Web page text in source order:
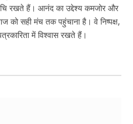
रखते हैं। आनंद का उद्देश्य कमजोर और
को सही मंच तक पहुंचाना है। वे निष्पक्ष,
में विश्वास रखते हैं।